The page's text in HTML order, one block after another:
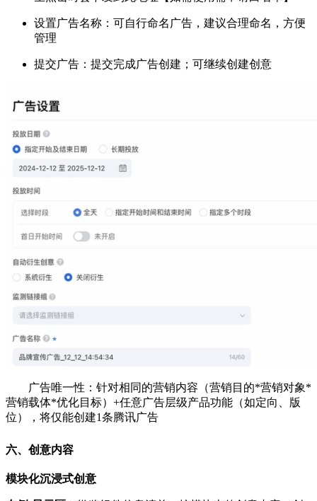
设置广告名称：可自行命名广告，建议合理命名，方便
管理
提交广告：提交完成广告创建；可继续创建创意
广告唯一性：针对相同的营销内容（营销目的*营销对象*
营销载体*优化目标）+任意广告层级产品功能（如定向、版
位），将仅能创建1条腾讯广告
六、创意内容
模块化沉浸式创意